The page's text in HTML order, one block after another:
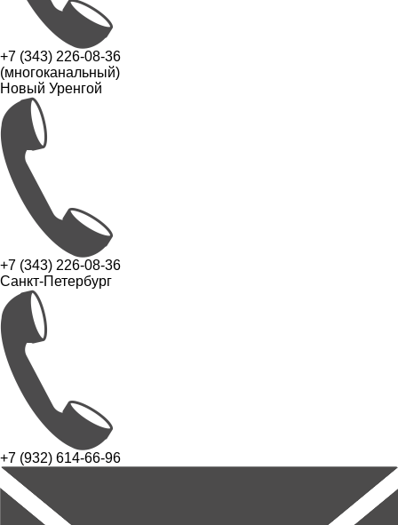
+7 (343) 226-08-36
(многоканальный)
Новый Уренгой
+7 (343) 226-08-36
Санкт-Петербург
+7 (932) 614-66-96